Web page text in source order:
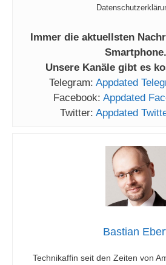
Immer die aktuellsten
Smartphone.
Unsere Kanäle gibt es
Telegram: Appdated
Facebook: Appdated
Twitter: Appdated
Bastian
Technikaffin seit den Zeiten von